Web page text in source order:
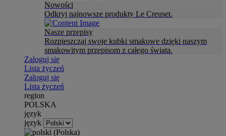
Nowości
Odkryj najnowsze produkty Le Creuset.
Nasze przepisy
Rozpieszczaj swoje kubki smakowe dzięki naszym
smakowitym przepisom z całego świata.
Zaloguj się
Lista życzeń
Zaloguj się
Lista życzeń
region
POLSKA
język
język